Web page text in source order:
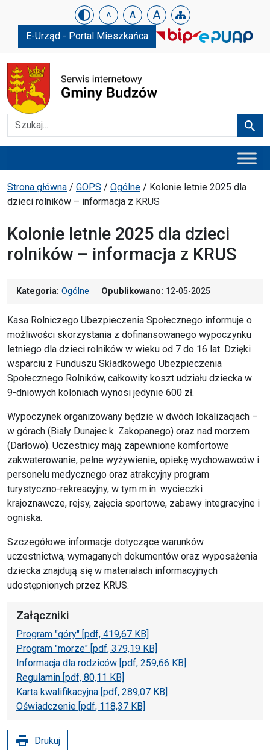
Urząd Gminy w Budzowie
Skip menu A A A
E-Urząd - Portal Mieszkańca
Szukaj
Ścieżka powrotu
Strona główna / GOPS / Ogólne / Kolonie letnie 2025 dla
dzieci rolników – informacja z KRUS
Kolonie letnie 2025 dla dzieci
rolników – informacja z KRUS
Kategoria: Ogólne Opublikowano: 12-05-2025
Kasa Rolniczego Ubezpieczenia Społecznego informuje o
możliwości skorzystania z dofinansowanego wypoczynku
letniego dla dzieci rolników w wieku od 7 do 16 lat. Dzięki
wsparciu z Funduszu Składkowego Ubezpieczenia
Społecznego Rolników, całkowity koszt udziału dziecka w
9-dniowych koloniach wynosi jedynie 600 zł.
Wypoczynek organizowany będzie w dwóch lokalizacjach –
w górach (Biały Dunajec k. Zakopanego) oraz nad morzem
(Darłowo). Uczestnicy mają zapewnione komfortowe
zakwaterowanie, pełne wyżywienie, opiekę wychowawców i
personelu medycznego oraz atrakcyjny program
turystyczno-rekreacyjny, w tym m.in. wycieczki
krajoznawcze, rejsy, zajęcia sportowe, zabawy integracyjne i
ogniska.
Szczegółowe informacje dotyczące warunków
uczestnictwa, wymaganych dokumentów oraz wyposażenia
dziecka znajdują się w materiałach informacyjnych
udostępnionych przez KRUS.
Załączniki
Program "góry" [pdf, 419,67 KB]
Program "morze" [pdf, 379,19 KB]
Informacja dla rodziców [pdf, 259,66 KB]
Regulamin [pdf, 80,11 KB]
Karta kwalifikacyjna [pdf, 289,07 KB]
Oświadczenie [pdf, 118,37 KB]
print Drukuj